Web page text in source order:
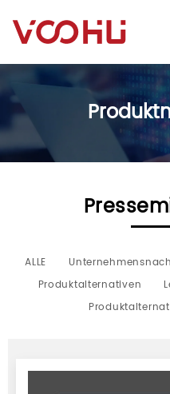
ALLE
Produktalternativen